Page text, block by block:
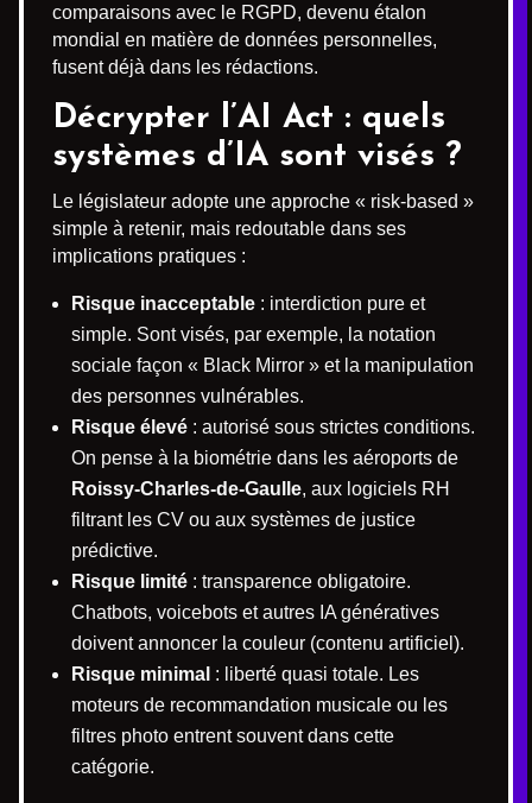
comparaisons avec le RGPD, devenu étalon
mondial en matière de données personnelles,
fusent déjà dans les rédactions.
Décrypter l’AI Act : quels
systèmes d’IA sont visés ?
Le législateur adopte une approche « risk-based »
simple à retenir, mais redoutable dans ses
implications pratiques :
Risque inacceptable : interdiction pure et
simple. Sont visés, par exemple, la notation
sociale façon « Black Mirror » et la manipulation
des personnes vulnérables.
Risque élevé : autorisé sous strictes conditions.
On pense à la biométrie dans les aéroports de
Roissy-Charles-de-Gaulle, aux logiciels RH
filtrant les CV ou aux systèmes de justice
prédictive.
Risque limité : transparence obligatoire.
Chatbots, voicebots et autres IA génératives
doivent annoncer la couleur (contenu artificiel).
Risque minimal : liberté quasi totale. Les
moteurs de recommandation musicale ou les
filtres photo entrent souvent dans cette
catégorie.